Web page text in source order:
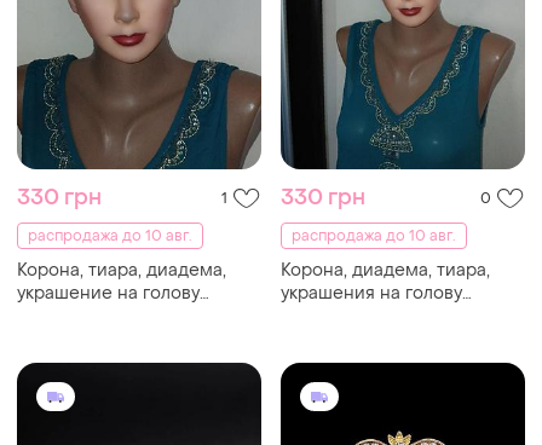
330 грн
1
распродажа до 10 авг.
Корона, тиара, диадема,
украшение на голову
330 грн
0
распродажа до 10 авг.
Корона, диадема, тиара,
украшения на голову